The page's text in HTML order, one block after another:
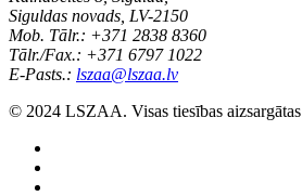
Siguldas novads, LV-2150
Mob. Tālr.: +371 2838 8360
Tālr./Fax.: +371 6797 1022
E-Pasts.: lszaa@lszaa.lv
© 2024 LSZAA. Visas tiesības aizsargātas